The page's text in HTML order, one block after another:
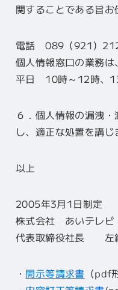
関することである旨お
電話 089（921）
個人情報窓口の業務は、
平日 10時～12時、
６．個人情報の漏洩
し、適正な処置を講じ
以上
2005年3月1日制定
株式会社 あいテレビ
代表取締役社長 左
・ 開示等請求書 （